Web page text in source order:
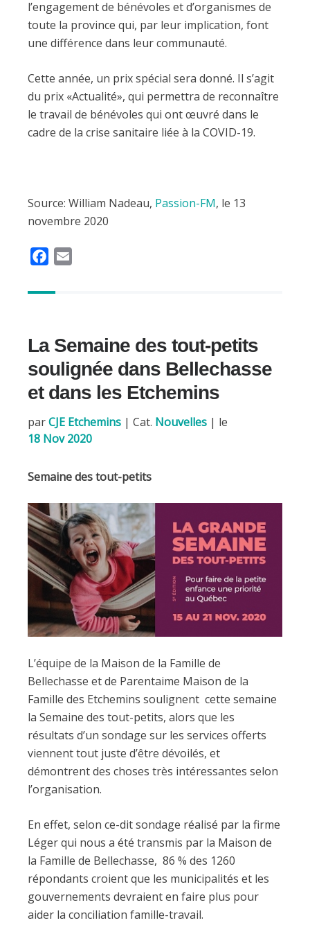
l’engagement de bénévoles et d’organismes de
toute la province qui, par leur implication, font
une différence dans leur communauté.
Cette année, un prix spécial sera donné. Il s’agit
du prix «Actualité», qui permettra de reconnaître
le travail de bénévoles qui ont œuvré dans le
cadre de la crise sanitaire liée à la COVID-19.
Source: William Nadeau, Passion-FM, le 13
novembre 2020
c
o
o
La Semaine des tout-petits
soulignée dans Bellechasse
et dans les Etchemins
parCJE Etchemins | Cat. Nouvelles | le
18 Nov 2020
Semaine des tout-petits
L’équipe de la Maison de la Famille de
Bellechasse et de Parentaime Maison de la
Famille des Etchemins soulignent cette semaine
la Semaine des tout-petits, alors que les
résultats d’un sondage sur les services offerts
viennent tout juste d’être dévoilés, et
démontrent des choses très intéressantes selon
l’organisation.
En effet, selon ce-dit sondage réalisé par la firme
Léger qui nous a été transmis par la Maison de
la Famille de Bellechasse, 86 % des 1260
répondants croient que les municipalités et les
gouvernements devraient en faire plus pour
aider la conciliation famille-travail.